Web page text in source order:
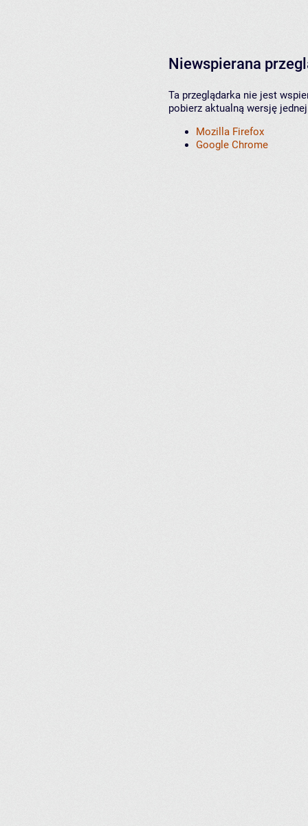
Niewspierana
Ta przeglądarka nie jest
pobierz aktualną wersję
Mozilla Firefox
Google Chrome